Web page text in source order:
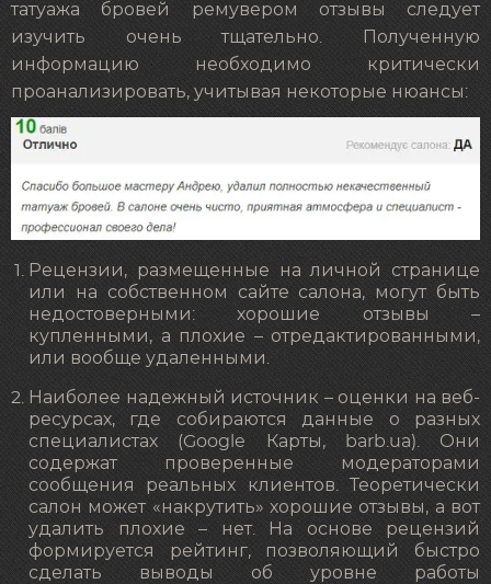
татуажа бровей ремувером отзывы следует
изучить очень тщательно. Полученную
информацию необходимо критически
проанализировать, учитывая некоторые нюансы:
Рецензии, размещенные на личной странице
или на собственном сайте салона, могут быть
недостоверными: хорошие отзывы –
купленными, а плохие – отредактированными,
или вообще удаленными.
Наиболее надежный источник – оценки на веб-
ресурсах, где собираются данные о разных
специалистах (Google Карты, barb.ua). Они
содержат проверенные модераторами
сообщения реальных клиентов. Теоретически
салон может «накрутить» хорошие отзывы, а вот
удалить плохие – нет. На основе рецензий
формируется рейтинг, позволяющий быстро
сделать выводы об уровне работы